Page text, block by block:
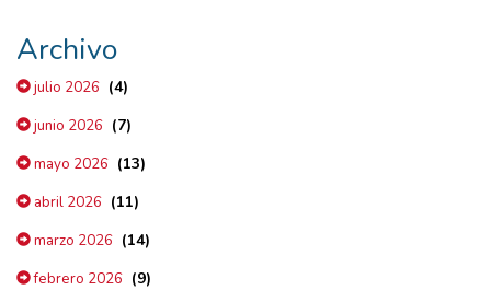
Archivo
julio 2026 (4)
junio 2026 (7)
mayo 2026 (13)
abril 2026 (11)
marzo 2026 (14)
febrero 2026 (9)